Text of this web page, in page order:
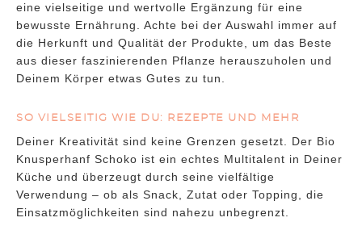
eine vielseitige und wertvolle Ergänzung für eine
bewusste Ernährung. Achte bei der Auswahl immer auf
die Herkunft und Qualität der Produkte, um das Beste
aus dieser faszinierenden Pflanze herauszuholen und
Deinem Körper etwas Gutes zu tun.
SO VIELSEITIG WIE DU: REZEPTE UND MEHR
Deiner Kreativität sind keine Grenzen gesetzt. Der Bio
Knusperhanf Schoko ist ein echtes Multitalent in Deiner
Küche und überzeugt durch seine vielfältige
Verwendung – ob als Snack, Zutat oder Topping, die
Einsatzmöglichkeiten sind nahezu unbegrenzt.